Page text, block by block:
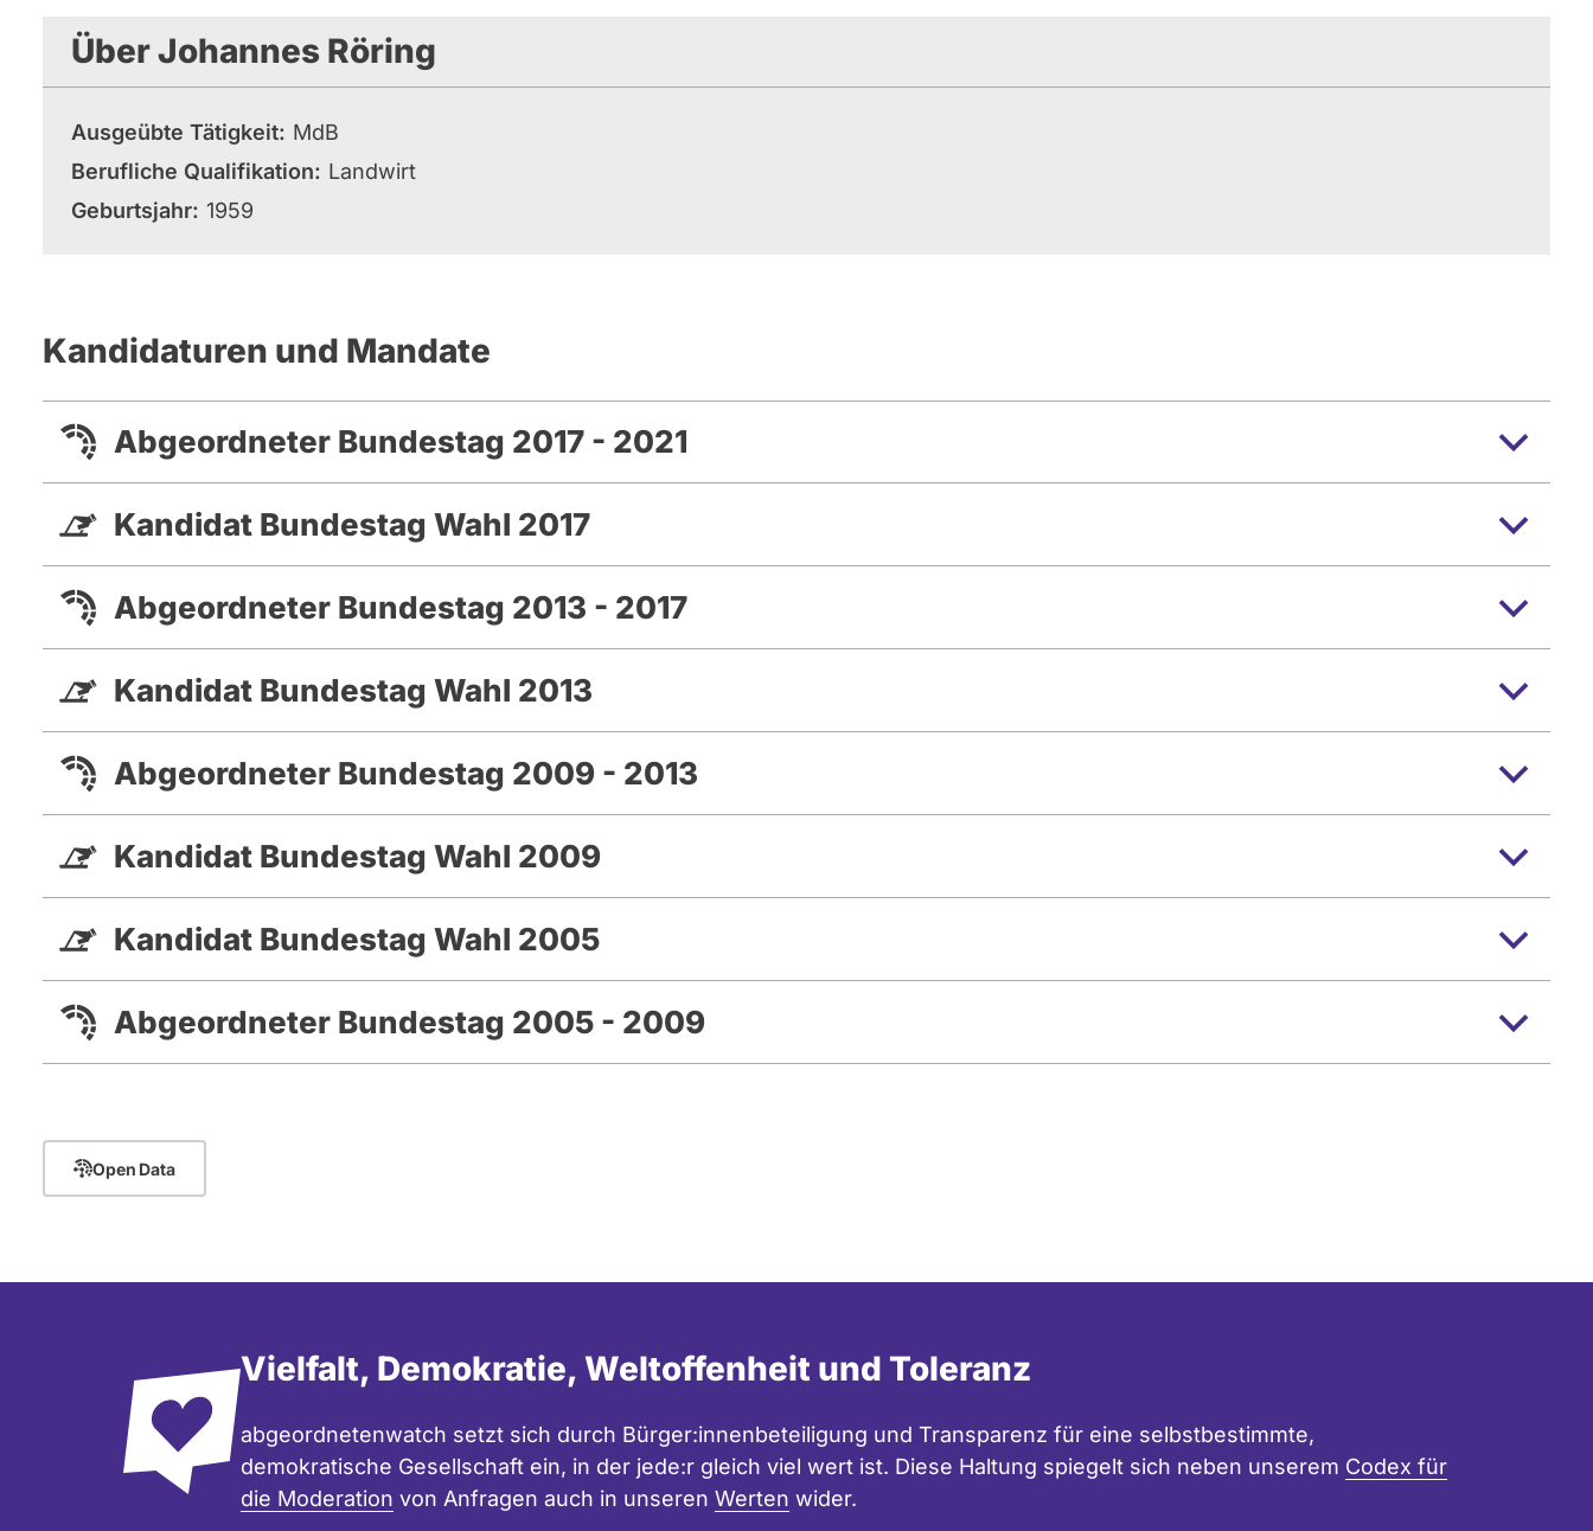
Über Johannes Röring
Ausgeübte Tätigkeit
MdB
Berufliche Qualifikation
Landwirt
Geburtsjahr 1959
Kandidaturen und Mandate
Abgeordneter Bundestag 2017 - 2021
Kandidat Bundestag Wahl 2017
Abgeordneter Bundestag 2013 - 2017
Kandidat Bundestag Wahl 2013
Abgeordneter Bundestag 2009 - 2013
Kandidat Bundestag Wahl 2009
Kandidat Bundestag Wahl 2005
Abgeordneter Bundestag 2005 - 2009
Open Data
Vielfalt, Demokratie, Weltoffenheit und Toleranz
abgeordnetenwatch setzt sich durch Bürger:innenbeteiligung und Transparenz für eine selbstbestimmte,
demokratische Gesellschaft ein, in der jede:r gleich viel wert ist. Diese Haltung spiegelt sich neben unserem Codex für
die Moderation von Anfragen auch in unseren Werten wider.